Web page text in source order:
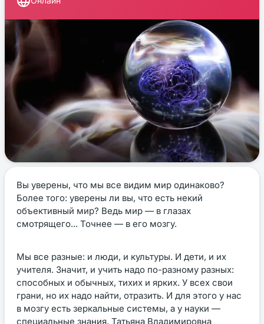
Вы уверены, что мы все видим мир одинаково?
Более того: уверены ли вы, что есть некий
объективный мир? Ведь мир — в глазах
смотрящего... Точнее — в его мозгу.
Мы все разные: и люди, и культуры. И дети, и их
учителя. Значит, и учить надо по-разному разных:
способных и обычных, тихих и ярких. У всех свои
грани, но их надо найти, отразить. И для этого у нас
в мозгу есть зеркальные системы, а у науки —
специальные знания. Татьяна Владимировна